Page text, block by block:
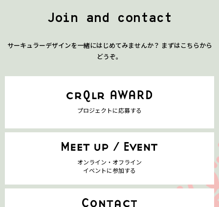
Join and contact
サーキュラーデザインを一緒にはじめてみませんか？ まずはこちらから
どうぞ。
プロジェクトに応募する
オンライン・オフライン
イベントに参加する